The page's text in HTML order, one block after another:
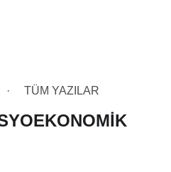
TÜM YAZILAR